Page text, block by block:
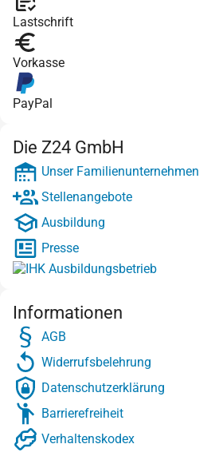
Lastschrift
Vorkasse
PayPal
Die Z24 GmbH
Unser Familienunternehmen
Stellenangebote
Ausbildung
Presse
Informationen
AGB
Widerrufsbelehrung
Datenschutzerklärung
Barrierefreiheit
Verhaltenskodex